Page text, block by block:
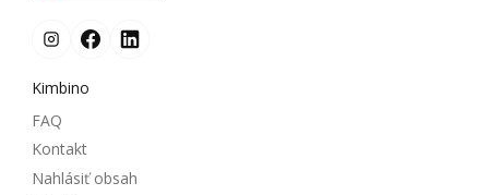
Kimbino
FAQ
Kontakt
Nahlásiť obsah